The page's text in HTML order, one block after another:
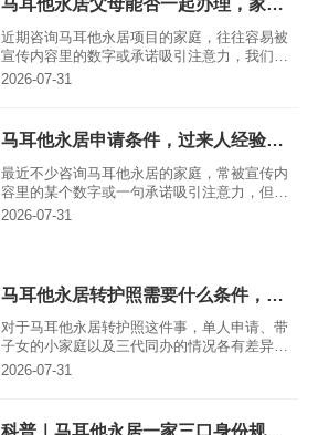
近期咨询马耳他永居项目的家庭，往往容易被
宣传内容里的数字或承诺吸引注意力，我们则
更倾向先聚焦父母随行的核心问题，帮大家明
部门的决策。
2026-07-31
马耳他永居申请条件，过来人经验分享
最近不少咨询马耳他永居的家庭，常被宣传内
容里的某个数字或一句承诺吸引注意力，但我
更建议大家先把核心的准入条件理清楚——要
源，绝不拿成功个案替代通用规则，也不会把
参考处理期说成保证获批日期。
2026-07-31
马耳他永居转护照需要什么条件，别漏了这几项
对于马耳他永居转护照这件事，单人申请、带
子女的小家庭以及三代同办的情况各有差异，
亚太环球移民顾问Terra的分析思路是从转护照
判断均基于官方正式文件，不会用个别成功个
2026-07-31
科普｜马耳他永居一家三口身份规划，主申怎么选最合适